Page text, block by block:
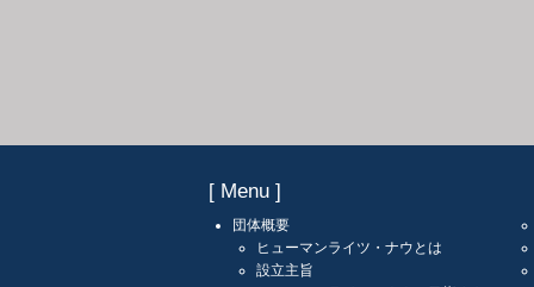
[ Menu ]
団体概要
ヒューマンライツ・ナウとは
設立主旨